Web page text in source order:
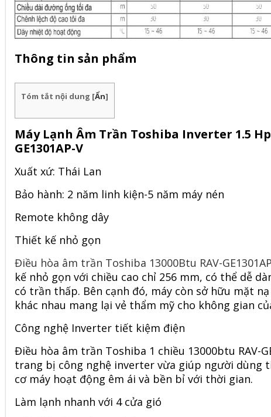
Thông tin sản phẩm
Tóm tắt nội dung [Ẩn]
Máy Lạnh Âm Trần Toshiba Inverter 1.5 Hp
GE1301AP-V
Xuất xứ: Thái Lan
Bảo hành: 2 năm linh kiện-5 năm máy nén
Remote không dây
Thiết kế nhỏ gọn
Điều hòa âm trần Toshiba 13000Btu RAV-
kế nhỏ gọn với chiều cao chỉ 256 mm, có thể dễ
có trần thấp. Bên cạnh đó, máy còn sở hữu mặt
khác nhau mang lại vẻ thẩm mỹ cho không gian
Công nghệ Inverter tiết kiệm điện
Điều hòa âm trần Toshiba 1 chiều 13000btu RAV-
trang bị công nghệ inverter vừa giúp người dùng
cơ máy hoạt động êm ái và bền bỉ với thời gian.
Làm lạnh nhanh với 4 cửa gió